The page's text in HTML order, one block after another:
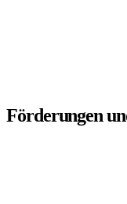
Förderungen